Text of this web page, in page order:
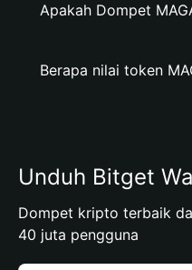
Apakah Dompet
Berapa nilai token
Unduh Bitget
Dompet kripto terbaik
40 juta pengguna